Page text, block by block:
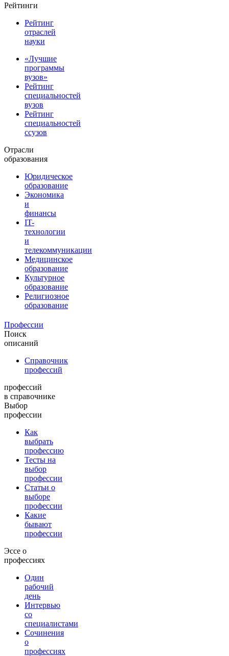
Рейтинги
Рейтинг
отраслей
науки
«Лучшие
программы
вузов»
Рейтинг
специальностей
вузов
Рейтинг
специальностей
ссузов
Отрасли
образования
Юридическое
образование
Экономика
и
финансы
IT-
технологии
и
телекоммуникации
Медицинское
образование
Культурное
образование
Религиозное
образование
Профессии
Поиск
описаний
Справочник
профессий
профессий
в справочнике
Выбор
профессии
Как
выбрать
профессию
Тесты на
выбор
профессии
Статьи о
выборе
профессии
Какие
бывают
профессии
Эссе о
профессиях
Один
рабочий
день
Интервью
со
специалистами
Сочинения
о
профессиях